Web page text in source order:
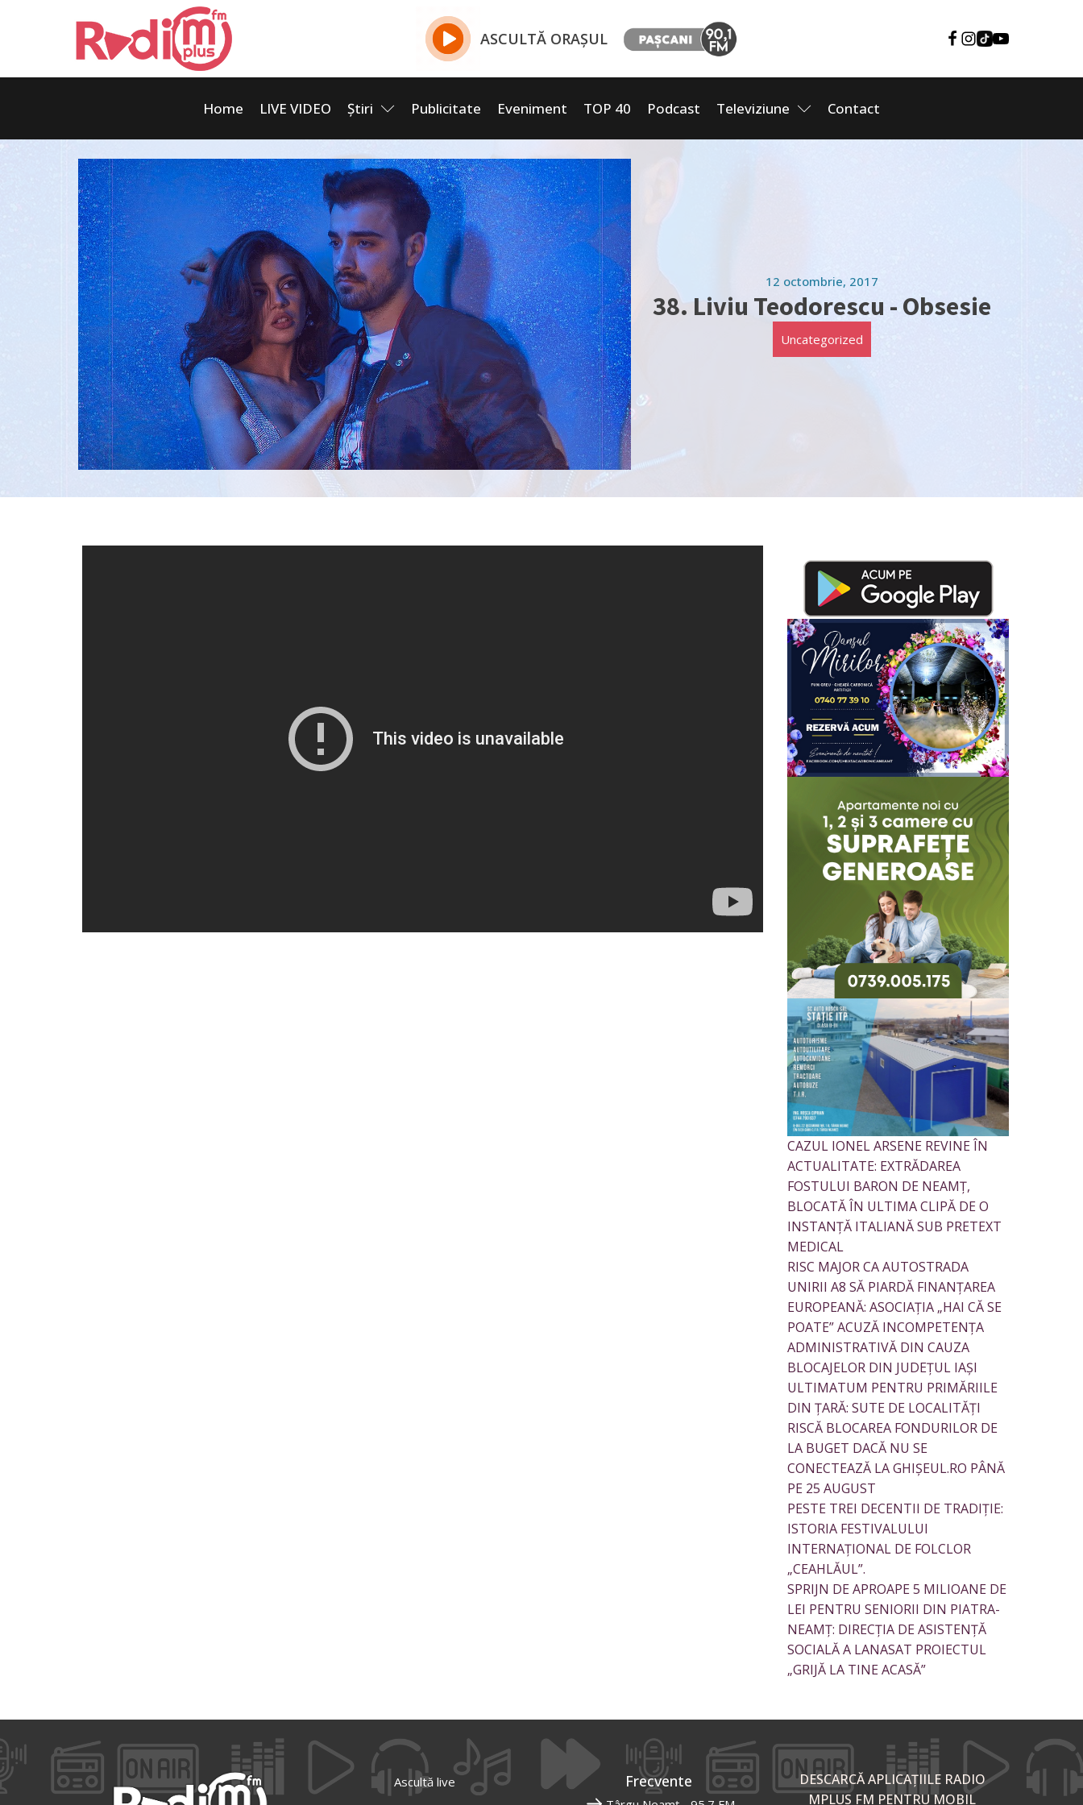
ASCULTĂ ORAȘUL
Home LIVE VIDEO Știri Publicitate Eveniment TOP 40 Podcast Televiziune Contact
12 octombrie, 2017
38. Liviu Teodorescu - Obsesie
Uncategorized
CAZUL IONEL ARSENE REVINE ÎN
ACTUALITATE: EXTRĂDAREA
FOSTULUI BARON DE NEAMȚ,
BLOCATĂ ÎN ULTIMA CLIPĂ DE O
INSTANȚĂ ITALIANĂ SUB PRETEXT
MEDICAL
RISC MAJOR CA AUTOSTRADA
UNIRII A8 SĂ PIARDĂ FINANȚAREA
EUROPEANĂ: ASOCIAȚIA „HAI CĂ SE
POATE” ACUZĂ INCOMPETENȚA
ADMINISTRATIVĂ DIN CAUZA
BLOCAJELOR DIN JUDEȚUL IAȘI
ULTIMATUM PENTRU PRIMĂRIILE
DIN ȚARĂ: SUTE DE LOCALITĂȚI
RISCĂ BLOCAREA FONDURILOR DE
LA BUGET DACĂ NU SE
CONECTEAZĂ LA GHIȘEUL.RO PÂNĂ
PE 25 AUGUST
PESTE TREI DECENTII DE TRADIȚIE:
ISTORIA FESTIVALULUI
INTERNAȚIONAL DE FOLCLOR
„CEAHLĂUL”.
SPRIJN DE APROAPE 5 MILIOANE DE
LEI PENTRU SENIORII DIN PIATRA-
NEAMȚ: DIRECȚIA DE ASISTENȚĂ
SOCIALĂ A LANASAT PROIECTUL
„GRIJĂ LA TINE ACASĂ”
Ascultă live
Frecvente
DESCARCĂ APLICAȚIILE RADIO
MPLUS FM PENTRU MOBIL